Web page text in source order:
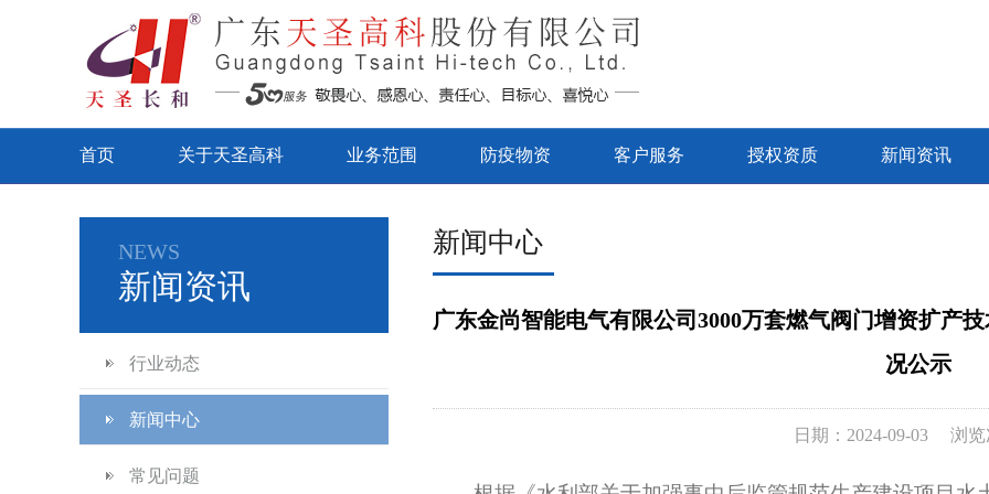
首页 关于天圣高科 业务范围 防疫物资 客户服务 授权资质 新闻资讯
NEWS
新闻资讯
行业动态
新闻中心
常见问题
新闻中心
广东金尚智能电气有限公司3000万套燃气阀门增资扩产
况公示
日期：2024-09-03 浏览